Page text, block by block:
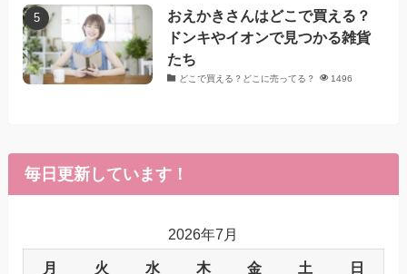
おえかきさんはどこで買える？
ドンキやイオンで見つかる雑貨
たち
どこで買える？どこに売ってる？ 1496
毎日更新しています！
2026年7月
月 火 水 木 金 土 日